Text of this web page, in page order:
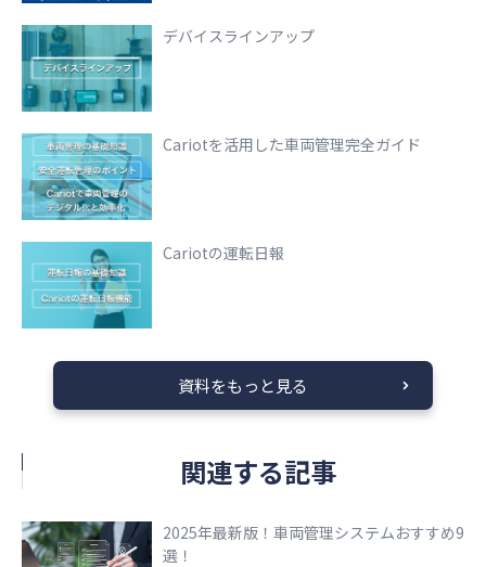
デバイスラインアップ
Cariotを活用した車両管理完全ガイド
Cariotの運転日報
資料をもっと見る
関連する記事
2025年最新版！車両管理システムおすすめ9
選！